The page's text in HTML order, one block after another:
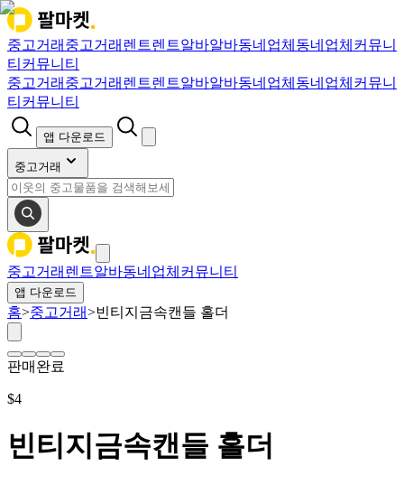
중고거래 중고거래 렌트렌트알바알바동네업체 동네업체 커뮤니
티 커뮤니티
중고거래 중고거래 렌트렌트알바알바동네업체 동네업체 커뮤니
티 커뮤니티
앱 다운로드
중고거래
중고거래 렌트알바동네업체 커뮤니티
앱 다운로드
홈>중고거래>빈티지금속캔들 홀더
판매완료
$4
빈티지금속캔들 홀더